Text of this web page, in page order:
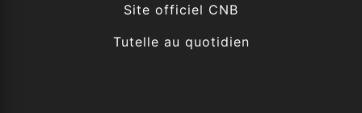
Site officiel CNB
Tutelle au quotidien